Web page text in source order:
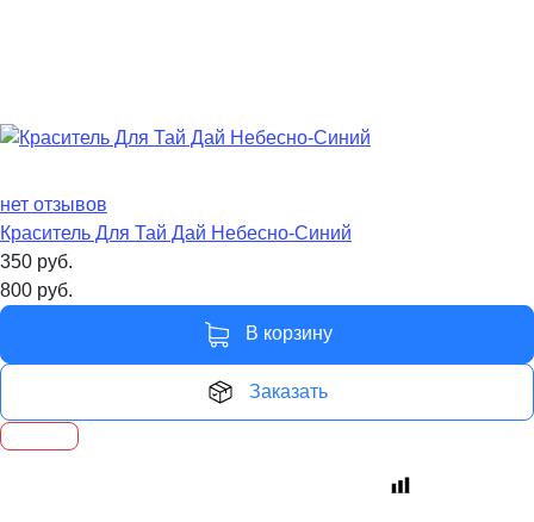
нет отзывов
Краситель Для Тай Дай Небесно-Синий
350 руб.
800 руб.
В корзину
Заказать